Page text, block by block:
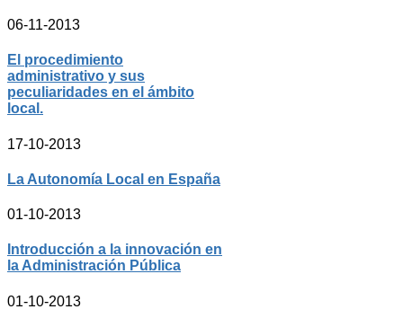
06-11-2013
El procedimiento
administrativo y sus
peculiaridades en el ámbito
local.
17-10-2013
La Autonomía Local en España
01-10-2013
Introducción a la innovación en
la Administración Pública
01-10-2013